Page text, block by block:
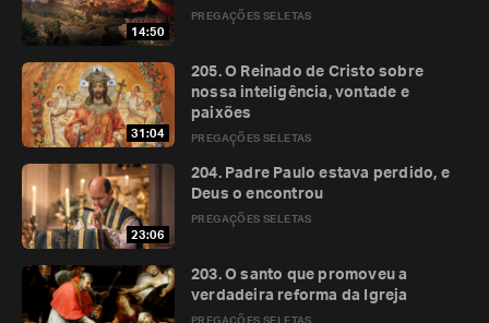
14:50
PREGAÇÕES SELETAS
31:04 PREGAÇÕES SELETAS
205. O Reinado de Cristo sobre
nossa inteligência, vontade e
paixões
23:06
PREGAÇÕES SELETAS
204. Padre Paulo estava perdido, e
Deus o encontrou
PREGAÇÕES SELETAS
203. O santo que promoveu a
verdadeira reforma da Igreja